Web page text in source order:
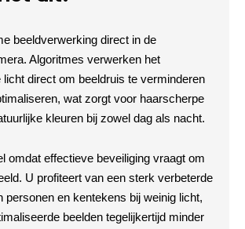
beeldverwerking direct in de
Algoritmes verwerken het
licht direct om beeldruis te verminderen
wat zorgt voor haarscherpe
kleuren bij zowel dag als nacht.
omdat effectieve beveiliging vraagt om
U profiteert van een sterk verbeterde
personen en kentekens bij weinig licht,
beelden tegelijkertijd minder